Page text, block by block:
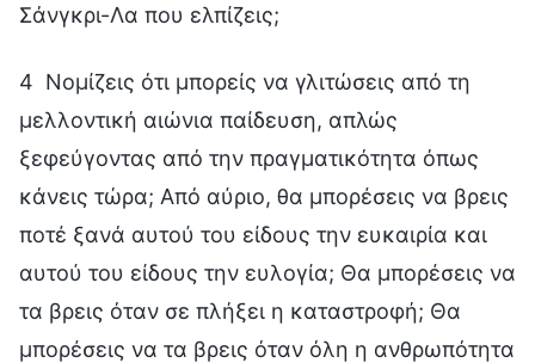
Σάνγκρι-Λα που ελπίζεις;
4 Νομίζεις ότι μπορείς να γλιτώσεις από τη
μελλοντική αιώνια παίδευση, απλώς
ξεφεύγοντας από την πραγματικότητα όπως
κάνεις τώρα; Από αύριο, θα μπορέσεις να βρεις
ποτέ ξανά αυτού του είδους την ευκαιρία και
αυτού του είδους την ευλογία; Θα μπορέσεις να
τα βρεις όταν σε πλήξει η καταστροφή; Θα
μπορέσεις να τα βρεις όταν όλη η ανθρωπότητα